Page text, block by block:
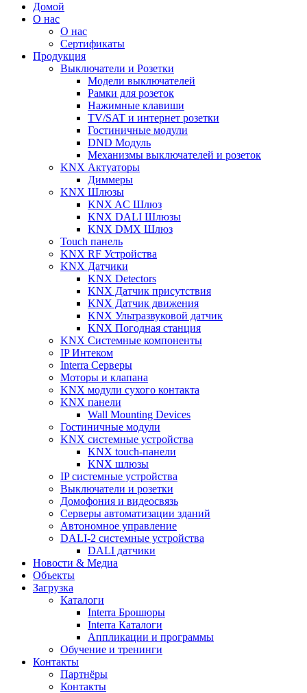
Домой
О нас
О нас
Сертификаты
Продукция
Выключатели и Розетки
Модели выключателей
Рамки для розеток
Нажимные клавиши
TV/SAT и интернет розетки
Гостиничные модули
DND Модуль
Механизмы выключателей и розеток
KNX Актуаторы
Диммеры
KNX Шлюзы
KNX AC Шлюз
KNX DALI Шлюзы
KNX DMX Шлюз
Touch панель
KNX RF Устройства
KNX Датчики
KNX Detectors
KNX Датчик присутствия
KNX Датчик движения
KNX Ультразвуковой датчик
KNX Погодная станция
KNX Системные компоненты
IP Интеком
Interra Серверы
Моторы и клапана
KNX модули сухого контакта
KNX панели
Wall Mounting Devices
Гостиничные модули
KNX системные устройства
KNX touch-панели
KNX шлюзы
IP системные устройства
Выключатели и розетки
Домофония и видеосвязь
Серверы автоматизации зданий
Автономное управление
DALI-2 системные устройства
DALI датчики
Новости & Медиа
Объекты
Загрузка
Каталоги
Interra Брошюры
Interra Каталоги
Аппликации и программы
Обучение и тренинги
Контакты
Партнёры
Контакты